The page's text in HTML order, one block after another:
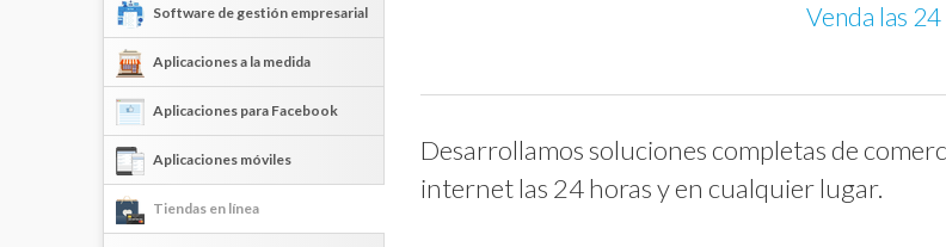
Venda las
Desarrollamos soluciones completas de
internet las 24 horas y en cualquier lugar.
Software de gestión empresarial
Aplicaciones a la medida
Aplicaciones para Facebook
Aplicaciones móviles
Tiendas en línea